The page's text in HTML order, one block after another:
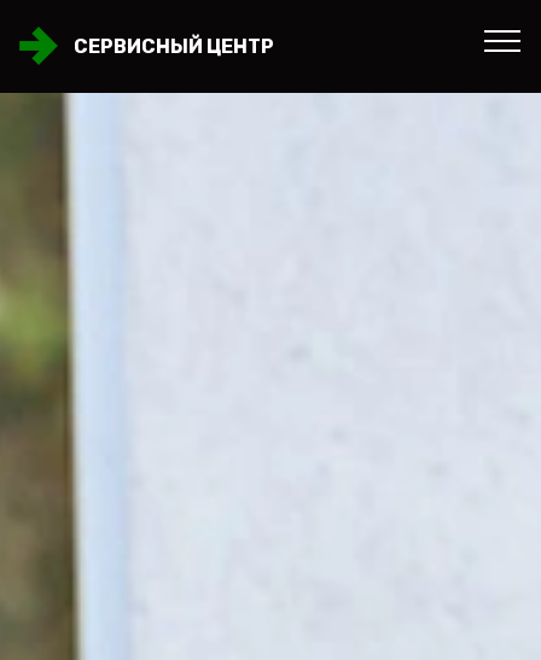
СЕРВИСНЫЙ ЦЕНТР